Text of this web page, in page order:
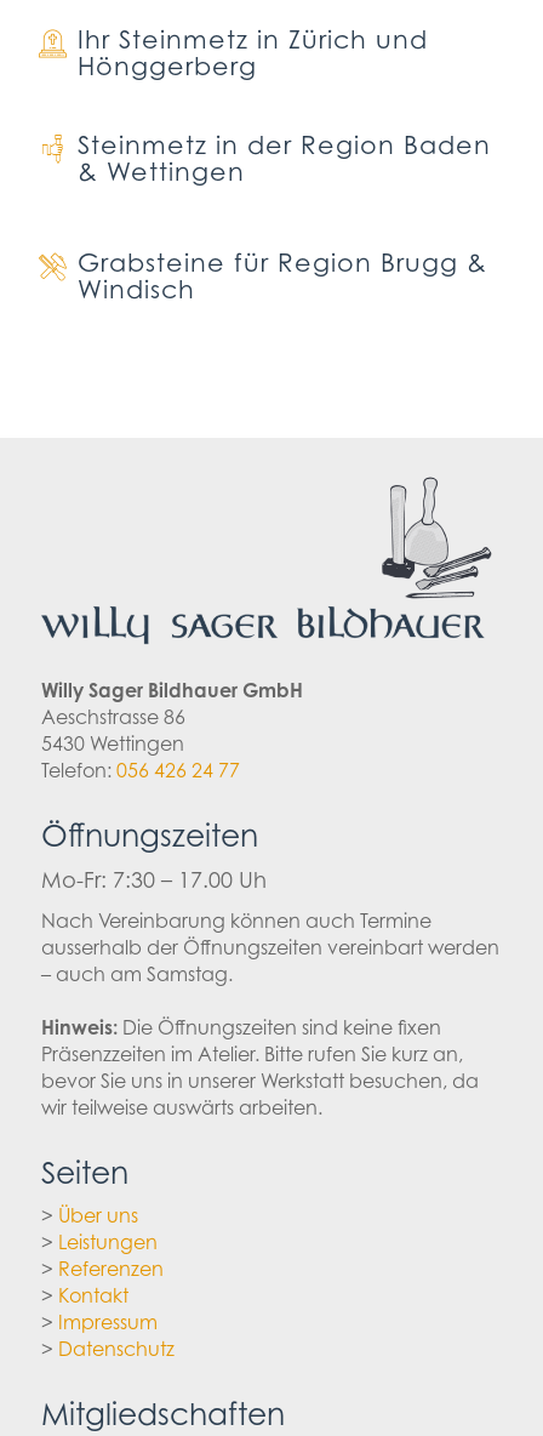
Ihr Steinmetz in Zürich und
Hönggerberg
Steinmetz in der Region Baden
& Wettingen
Grabsteine für Region Brugg &
Windisch
Willy Sager Bildhauer GmbH
Aeschstrasse 86
5430 Wettingen
Telefon: 056 426 24 77
Öffnungszeiten
Mo-Fr: 7:30 – 17.00 Uh
Nach Vereinbarung können auch Termine
ausserhalb der Öffnungszeiten vereinbart werden
– auch am Samstag.
Hinweis: Die Öffnungszeiten sind keine fixen
Präsenzzeiten im Atelier. Bitte rufen Sie kurz an,
bevor Sie uns in unserer Werkstatt besuchen, da
wir teilweise auswärts arbeiten.
Seiten
> Über uns
> Leistungen
> Referenzen
> Kontakt
> Impressum
> Datenschutz
Mitgliedschaften